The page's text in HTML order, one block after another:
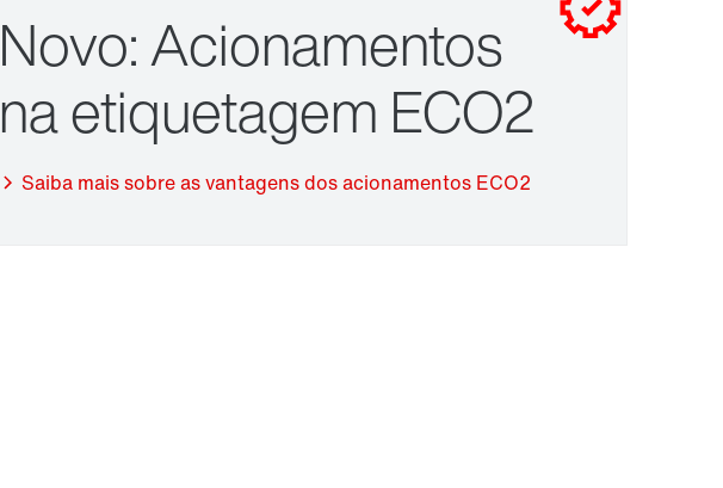
Proteção da superfície e contra corrosão
Novo: Acionamentos
na etiquetagem ECO2
Saiba mais sobre as vantagens dos acionamentos ECO2